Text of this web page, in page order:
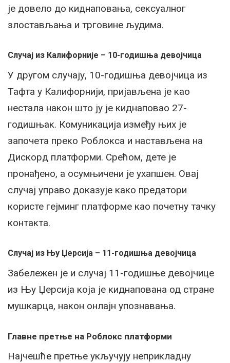
је довело до киднаповања, сексуалног
злостављања и трговине људима.
Случај из Калифорније – 10-годишња девојчица
У другом случају, 10-годишња девојчица из
Тафта у Калифорнији, пријављена је као
нестала након што ју је киднаповао 27-
годишњак. Комуникација између њих је
започета преко Роблокса и настављена на
Дискорд платформи. Срећом, дете је
пронађено, а осумњичени је ухапшен. Овај
случај управо доказује како предатори
користе гејминг платформе као почетну тачку
контакта.
Случај из Њу Џерсија – 11-годишња девојчица
Забележен је и случај 11-годишње девојчице
из Њу Џерсија која је киднапована од стране
мушкарца, након онлајн упознавања.
Главне претње на Роблокс платформи
Најчешће претње укључују неприкладну